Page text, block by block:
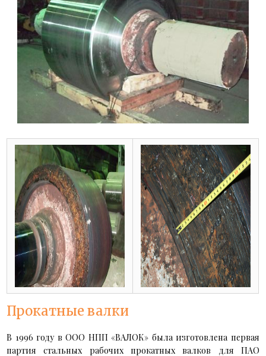
Прокатные валки
В 1996 году в ООО НПП «ВАЛОК» была изготовлена первая
партия стальных рабочих прокатных валков для ПАО